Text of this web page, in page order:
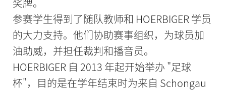
奖牌。
参赛学生得到了随队教师和 HOERBIGER 学员
的大力支持。他们协助赛事组织，为球员加
油助威，并担任裁判和播音员。
HOERBIGER 自 2013 年起开始举办 "足球
杯"，目的是在学年结束时为来自 Schongau